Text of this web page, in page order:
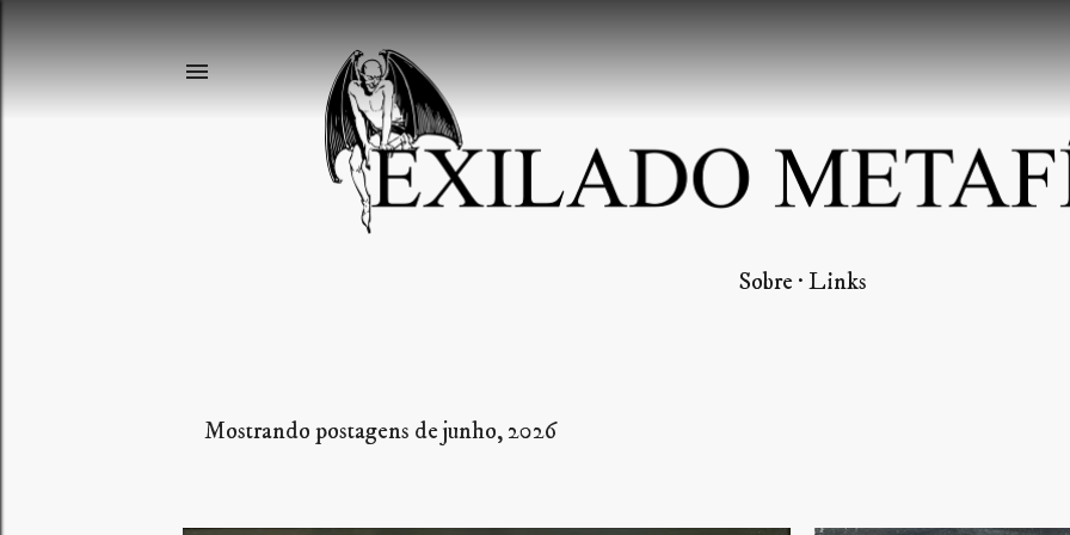
Pular para o conteúdo principal
Sobre Links
Mostrando postagens de junho, 2026